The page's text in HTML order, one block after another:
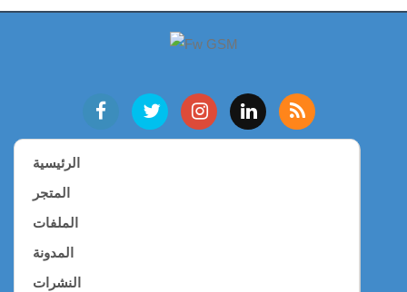
الرئيسية
المتجر
الملفات
المدونة
النشرات